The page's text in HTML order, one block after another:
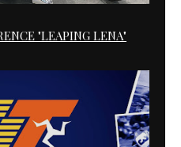
"LEAPING LENA"